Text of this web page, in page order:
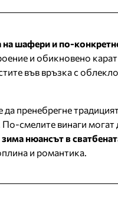
на шафери и по-
и обикновено
във връзка с
пренебрегне
смелите винаги могат
зима нюансът в
и романтика.